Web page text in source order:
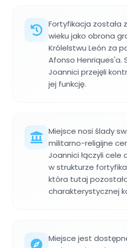
Fortyfikacja została
wieku jako obrona
Królelstwu León za
Afonso Henriques'a.
Joannici przejęli
jej funkcję.
Miejsce nosi ślady
militarno-religijne
Joannici łączyli cele
w strukturze
która tutaj
charakterystycznej
Miejsce jest